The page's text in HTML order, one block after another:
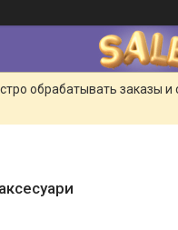
обрабатывать заказы